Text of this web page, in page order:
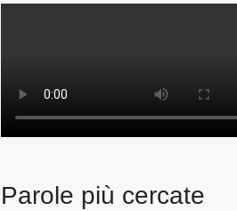
Parole più cercate